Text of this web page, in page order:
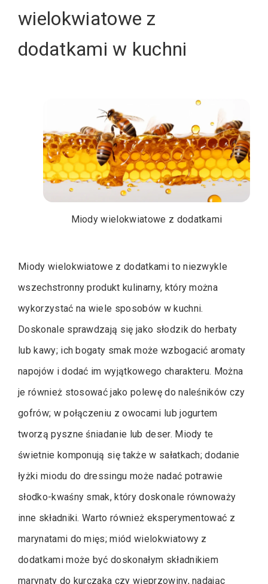
wielokwiatowe z
dodatkami w kuchni
Miody wielokwiatowe z dodatkami
Miody wielokwiatowe z dodatkami to niezwykle
wszechstronny produkt kulinarny, który można
wykorzystać na wiele sposobów w kuchni.
Doskonale sprawdzają się jako słodzik do herbaty
lub kawy; ich bogaty smak może wzbogacić aromaty
napojów i dodać im wyjątkowego charakteru. Można
je również stosować jako polewę do naleśników czy
gofrów; w połączeniu z owocami lub jogurtem
tworzą pyszne śniadanie lub deser. Miody te
świetnie komponują się także w sałatkach; dodanie
łyżki miodu do dressingu może nadać potrawie
słodko-kwaśny smak, który doskonale równoważy
inne składniki. Warto również eksperymentować z
marynatami do mięs; miód wielokwiatowy z
dodatkami może być doskonałym składnikiem
marynaty do kurczaka czy wieprzowiny, nadając